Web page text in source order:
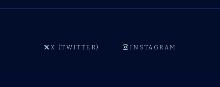
X (TWITTER) INSTAGRAM